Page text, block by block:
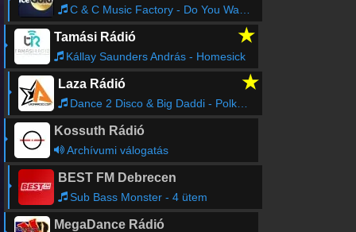
C & C Music Factory - Do You Wanna Get Funky
Tamási Rádió ★
Kállay Saunders András - Homesick
Laza Rádió ★
Dance 2 Disco & Big Daddi - Polka Techno
Kossuth Rádió
Archívumi válogatás
BEST FM Debrecen
Sub Bass Monster - 4 ütem
MegaDance Rádió